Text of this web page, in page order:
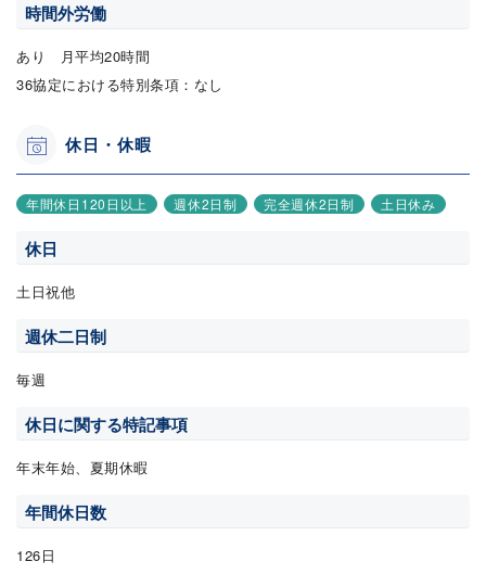
時間外労働
あり 月平均20時間
36協定における特別条項：なし
休日・休暇
年間休日120日以上 週休2日制 完全週休2日制 土日休み
休日
土日祝他
週休二日制
毎週
休日に関する特記事項
年末年始、夏期休暇
年間休日数
126日